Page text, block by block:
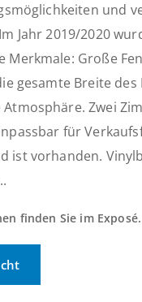
und
Jahr 2019/2020
Merkmale: Große
gesamte Breite
Zwei
für
ist vorhanden.
finden Sie im Exposé.